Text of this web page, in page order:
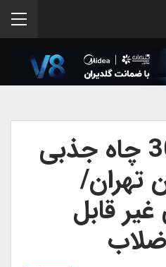
حفر سالانه 30 چاه جذبی
تهران/
قابل